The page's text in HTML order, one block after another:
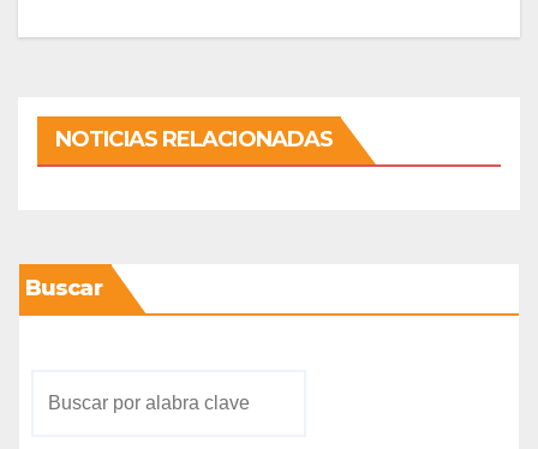
NOTICIAS RELACIONADAS
Buscar